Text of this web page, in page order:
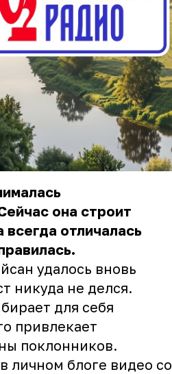
она строит
отличалась
удалось вновь
никуда не делся.
для себя
привлекает
поклонников.
личном блоге видео со